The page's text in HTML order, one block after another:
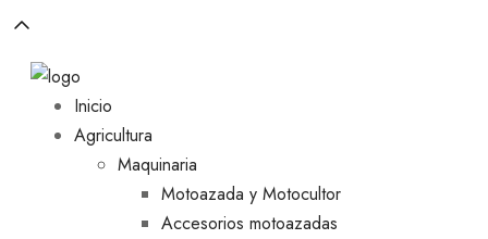
Inicio
Agricultura
Maquinaria
Motoazada y Motocultor
Accesorios motoazadas